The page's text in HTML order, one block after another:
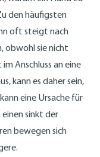
den häufigsten
oft steigt nach
obwohl sie nicht
Anschluss an eine
kann es daher sein,
eine Ursache für
sinkt der
bewegen sich